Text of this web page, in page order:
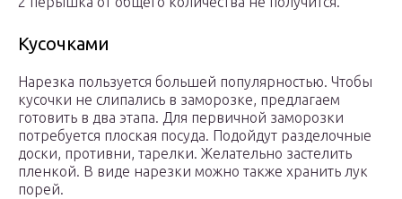
Кусочками
Нарезка пользуется большей популярностью. Чтобы
кусочки не слипались в заморозке, предлагаем
готовить в два этапа. Для первичной заморозки
потребуется плоская посуда. Подойдут разделочные
доски, противни, тарелки. Желательно застелить
пленкой. В виде нарезки можно также хранить лук
порей.